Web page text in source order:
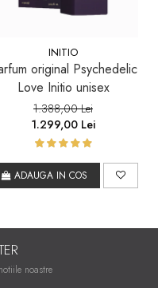
INITIO
original Psychedelic
Love Initio unisex
1.388,00 Lei
1.299,00 Lei
ADAUGA IN COS
noastre